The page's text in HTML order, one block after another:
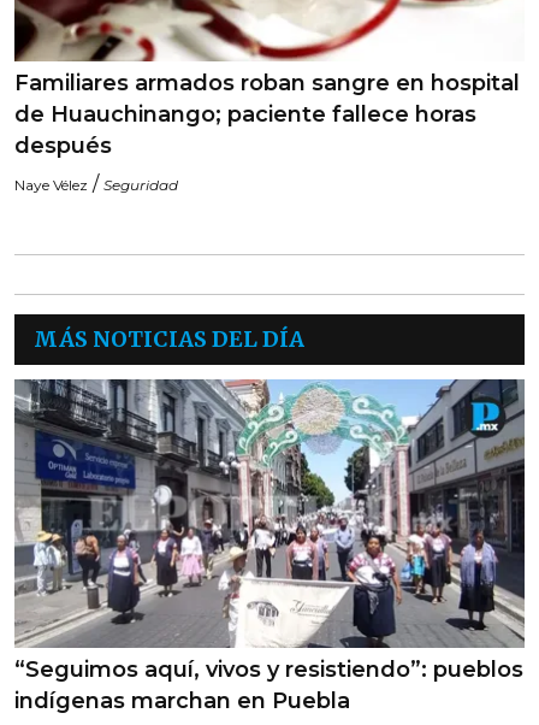
Familiares armados roban sangre en hospital
de Huauchinango; paciente fallece horas
después
Naye Vélez / Seguridad
MÁS NOTICIAS DEL DÍA
“Seguimos aquí, vivos y resistiendo”: pueblos
indígenas marchan en Puebla